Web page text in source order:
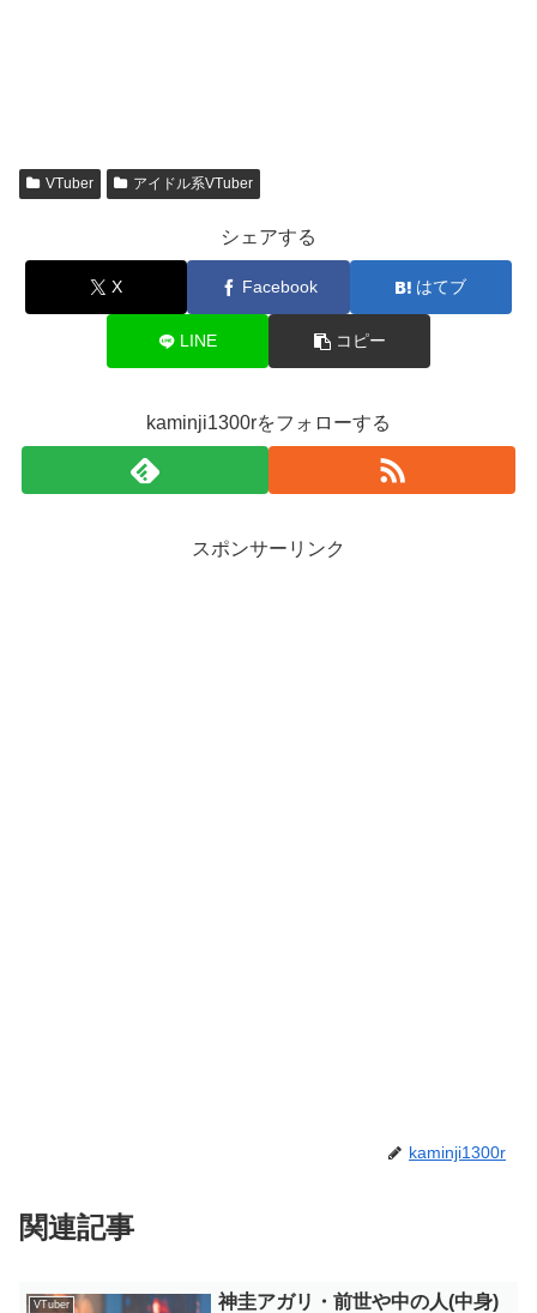
VTuber アイドル系VTuber
シェアする
X Facebook はてブ
LINE コピー
kaminji1300rをフォローする
スポンサーリンク
kaminji1300r
関連記事
VTuber
神圭アガリ・前世や中の人(中身)